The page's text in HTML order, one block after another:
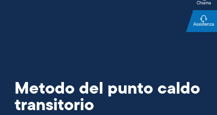
Metodo del punto caldo
transitorio
Chiama
Assistenza